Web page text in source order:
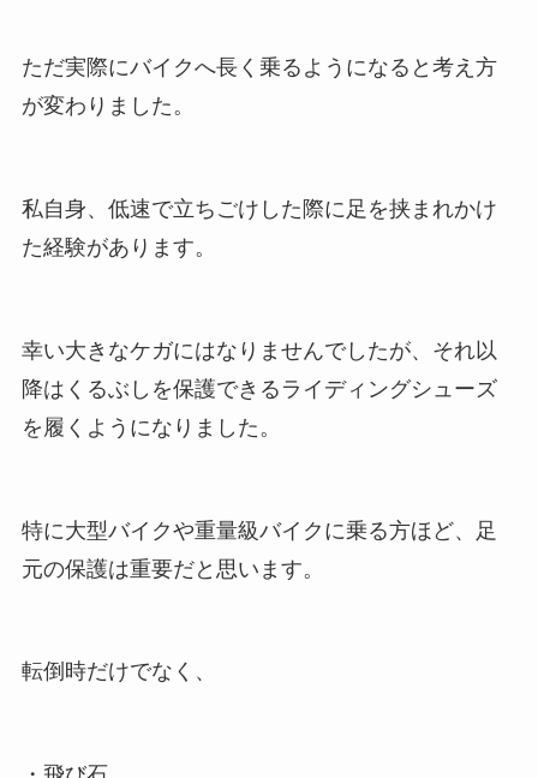
ただ実際にバイクへ長く乗るようになると考え方
が変わりました。
私自身、低速で立ちごけした際に足を挟まれかけ
た経験があります。
幸い大きなケガにはなりませんでしたが、それ以
降はくるぶしを保護できるライディングシューズ
を履くようになりました。
特に大型バイクや重量級バイクに乗る方ほど、足
元の保護は重要だと思います。
転倒時だけでなく、